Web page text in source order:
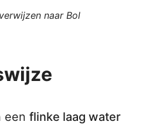
naar Bol
eenflinke laag water